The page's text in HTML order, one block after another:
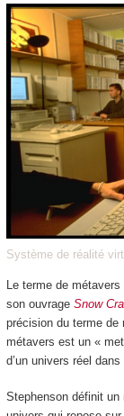
Système de réalité
Le terme de
son ouvrage Snow
précision du terme de
métavers est un «
d’un univers réel
Stephenson définit un